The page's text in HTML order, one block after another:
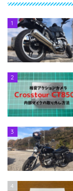
1
2
3
4